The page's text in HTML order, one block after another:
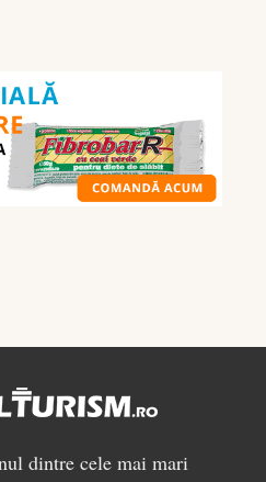
mănânci
pentru
masă
musculară
dintre cele mai mari